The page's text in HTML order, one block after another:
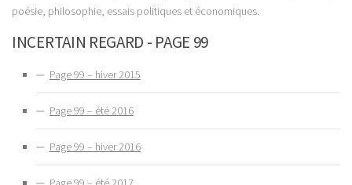
poésie, philosophie, essais politiques et économiques.
INCERTAIN REGARD - PAGE 99
Page 99 – hiver 2015
Page 99 – été 2016
Page 99 – hiver 2016